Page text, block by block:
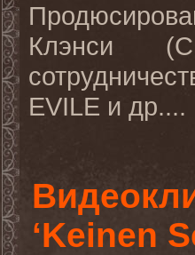
Клэнси
EVILE и др....
‘Keinen